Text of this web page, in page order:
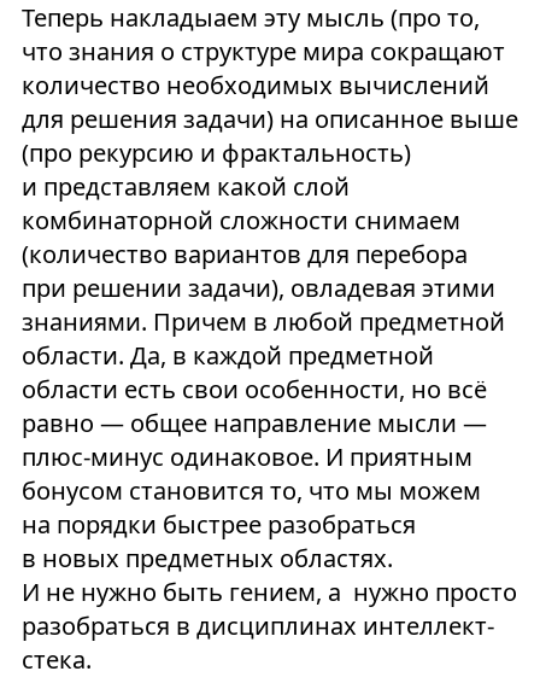
Теперь накладыаем эту мысль (про то,
что знания о структуре мира сокращают
количество необходимых вычислений
для решения задачи) на описанное выше
(про рекурсию и фрактальность)
и представляем какой слой
комбинаторной сложности снимаем
(количество вариантов для перебора
при решении задачи), овладевая этими
знаниями. Причем в любой предметной
области. Да, в каждой предметной
области есть свои особенности, но всё
равно — общее направление мысли —
плюс-минус одинаковое. И приятным
бонусом становится то, что мы можем
на порядки быстрее разобраться
в новых предметных областях.
И не нужно быть гением, а нужно просто
разобраться в дисциплинах интеллект-
стека.